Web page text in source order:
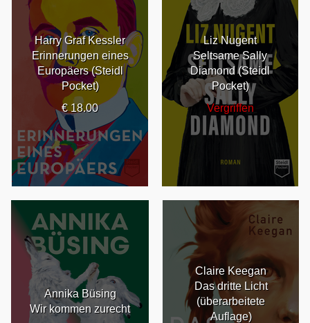
Harry Graf Kessler
Erinnerungen eines
Europäers (Steidl
Pocket)
€ 18.00
Liz Nugent
Seltsame Sally
Diamond (Steidl
Pocket)
Vergriffen
Annika Büsing
Wir kommen zurecht
Claire Keegan
Das dritte Licht
(überarbeitete
Auflage)